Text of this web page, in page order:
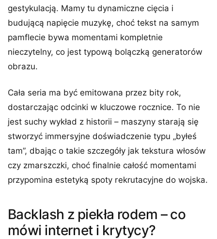
gestykulacją. Mamy tu dynamiczne cięcia i
budującą napięcie muzykę, choć tekst na samym
pamflecie bywa momentami kompletnie
nieczytelny, co jest typową bolączką generatorów
obrazu.
Cała seria ma być emitowana przez bity rok,
dostarczając odcinki w kluczowe rocznice. To nie
jest suchy wykład z historii – maszyny starają się
stworzyć immersyjne doświadczenie typu „byłeś
tam”, dbając o takie szczegóły jak tekstura włosów
czy zmarszczki, choć finalnie całość momentami
przypomina estetyką spoty rekrutacyjne do wojska.
Backlash z piekła rodem – co
mówi internet i krytycy?